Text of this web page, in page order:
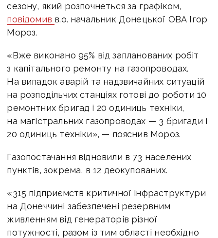
сезону, який розпочнеться за графіком,
повідомив в.о. начальник Донецької ОВА Ігор
Мороз.
«Вже виконано 95% від запланованих робіт
з капітального ремонту на газопроводах.
На випадок аварій та надзвичайних ситуацій
на розподільчих станціях готові до роботи 10
ремонтних бригад і 20 одиниць техніки,
на магістральних газопроводах — 3 бригади і
20 одиниць техніки», — пояснив Мороз.
Газопостачання відновили в 73 населених
пунктів, зокрема, в 12 деокупованих.
«315 підприємств критичної інфраструктури
на Донеччині забезпечені резервним
живленням від генераторів різної
потужності, разом із тим області необхідно